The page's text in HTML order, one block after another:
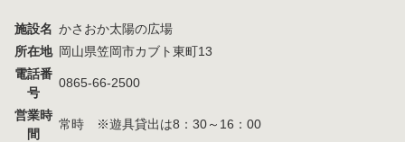
施設名 かさおか太陽の広場
所在地 岡山県笠岡市カブト東町13
電話番
号
0865-66-2500
営業時
間
常時 ※遊具貸出は8：30～16：00